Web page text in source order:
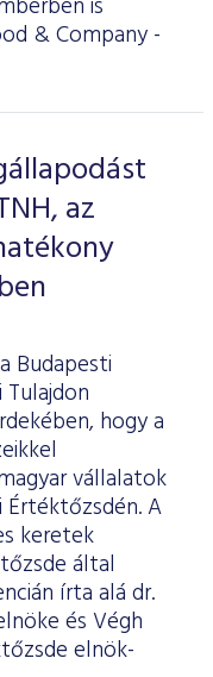
is
& Company -
az
Budapesti
hogy a
vállalatok
A
keretek
által
írta alá dr.
és Végh
elnök-